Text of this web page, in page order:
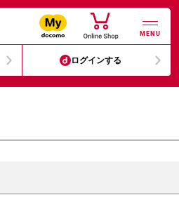
MENU
ログインする